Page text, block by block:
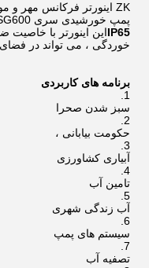
ZK
پمپ خورشیدی سری SG600 است ،
IP65این اینورتر با
خوردگی ، می تواند در فضای
برنامه های کاربردی
سبز شدن صحرا
حکومت بیابانی ،
آبیاری کشاورزی
تامین آب
آب زندگی شهری
سیستم های پمپ
تصفیه آب